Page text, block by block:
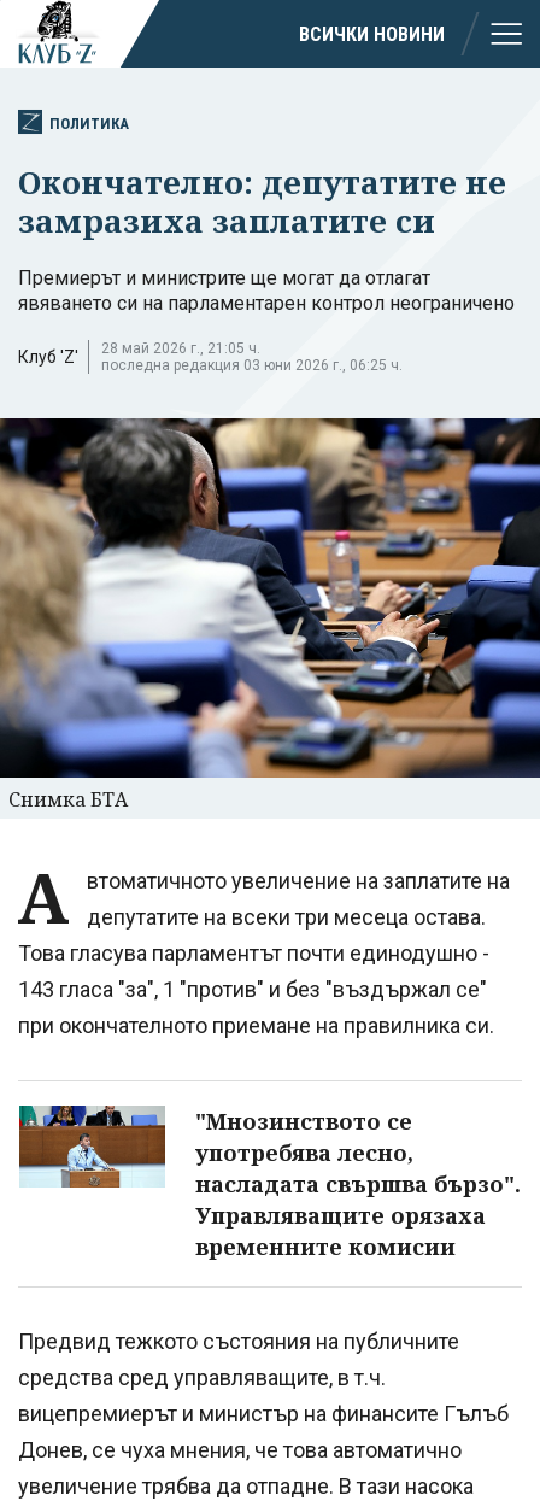
ВСИЧКИ НОВИНИ
ПОЛИТИКА
Окончателно: депутатите не
замразиха заплатите си
Премиерът и министрите ще могат да отлагат
явяването си на парламентарен контрол неограничено
Клуб 'Z'
28 май 2026 г., 21:05 ч.
последна редакция 03 юни 2026 г., 06:25 ч.
Снимка БТА
А
втоматичното увеличение на заплатите на
депутатите на всеки три месеца остава.
Това гласува парламентът почти единодушно -
143 гласа "за", 1 "против" и без "въздържал се"
при окончателното приемане на правилника си.
"Мнозинството се
употребява лесно,
насладата свършва бързо".
Управляващите орязаха
временните комисии
Предвид тежкото състояния на публичните
средства сред управляващите, в т.ч.
вицепремиерът и министър на финансите Гълъб
Донев, се чуха мнения, че това автоматично
увеличение трябва да отпадне. В тази насока